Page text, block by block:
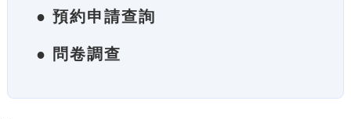
● 預約申請查詢
● 問卷調查